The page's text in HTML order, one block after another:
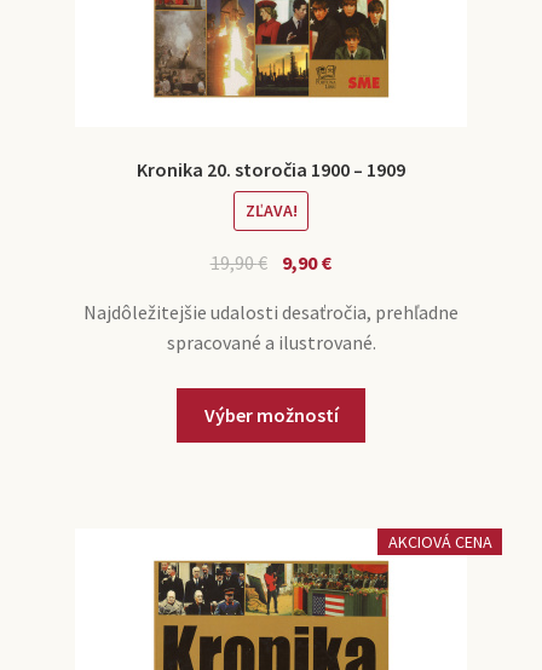
Kronika 20. storočia 1900 – 1909
ZĽAVA!
19,90€ 9,90€
Najdôležitejšie udalosti desaťročia, prehľadne
spracované a ilustrované.
Výber možností
AKCIOVÁ CENA